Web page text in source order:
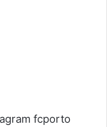
fcporto